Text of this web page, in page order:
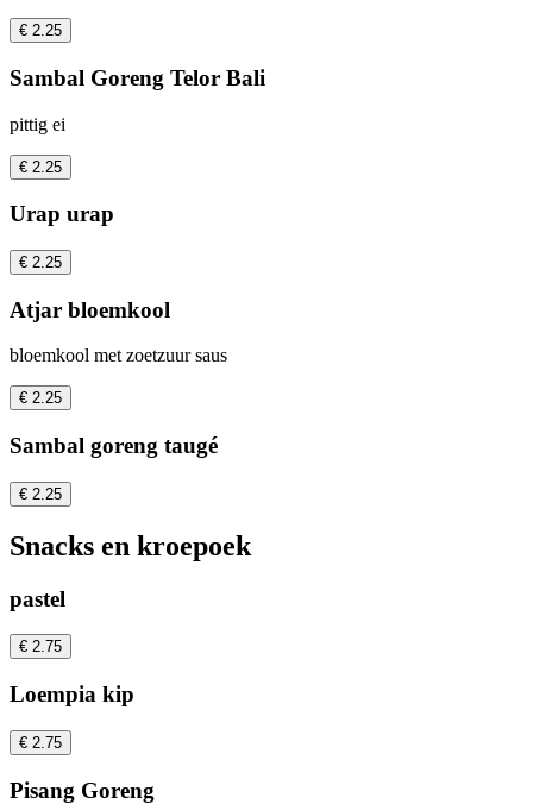
€ 2.25
Sambal Goreng Telor Bali
pittig ei
€ 2.25
Urap urap
€ 2.25
Atjar bloemkool
bloemkool met zoetzuur saus
€ 2.25
Sambal goreng taugé
€ 2.25
Snacks en kroepoek
pastel
€ 2.75
Loempia kip
€ 2.75
Pisang Goreng